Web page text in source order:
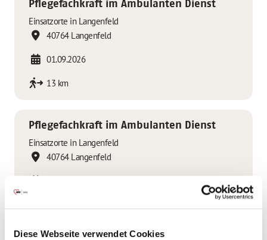
Diese Webseite verwendet Cookies
Pflegefachkraft im Ambulanten Dienst
Einsatzorte in Langenfeld
40764 Langenfeld
01.09.2026
13 km
Pflegefachkraft im Ambulanten Dienst
Einsatzorte in Langenfeld
40764 Langenfeld